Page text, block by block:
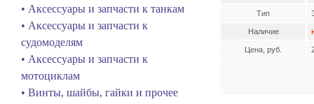
• Аксессуары и запчасти к танкам
• Аксессуары и запчасти к
судомоделям
• Аксессуары и запчасти к
мотоциклам
• Винты, шайбы, гайки и прочее
Тип
Наличие
Цена, руб.